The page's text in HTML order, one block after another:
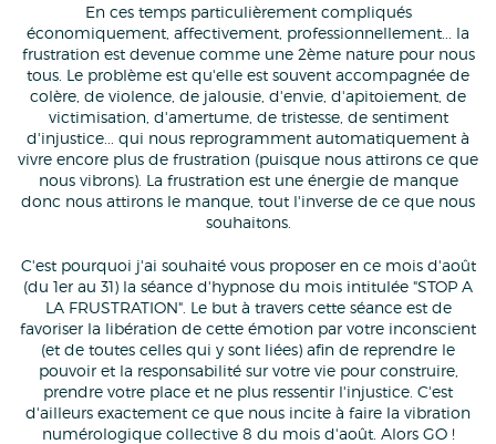
En ces temps particulièrement compliqués
économiquement, affectivement, professionnellement... la
frustration est devenue comme une 2ème nature pour nous
tous. Le problème est qu'elle est souvent accompagnée de
colère, de violence, de jalousie, d'envie, d'apitoiement, de
victimisation, d'amertume, de tristesse, de sentiment
d'injustice... qui nous reprogramment automatiquement à
vivre encore plus de frustration (puisque nous attirons ce que
nous vibrons). La frustration est une énergie de manque
donc nous attirons le manque, tout l'inverse de ce que nous
souhaitons.
C'est pourquoi j'ai souhaité vous proposer en ce mois d'août
(du 1er au 31) la séance d'hypnose du mois intitulée "STOP A
LA FRUSTRATION". Le but à travers cette séance est de
favoriser la libération de cette émotion par votre inconscient
(et de toutes celles qui y sont liées) afin de reprendre le
pouvoir et la responsabilité sur votre vie pour construire,
prendre votre place et ne plus ressentir l'injustice. C'est
d'ailleurs exactement ce que nous incite à faire la vibration
numérologique collective 8 du mois d'août. Alors GO !